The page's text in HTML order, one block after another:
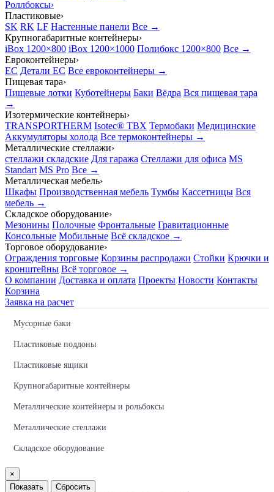
Роллбоксы›
Пластиковые›
SK RK LF Настенные панели Все →
Крупногабаритные контейнеры›
iBox 1200×800 iBox 1200×1000 Полибокс 1200×800 Все →
Евроконтейнеры›
EC Детали EC Все евроконтейнеры →
Пищевая тара›
Пищевые лотки Куботейнеры Баки Вёдра Вся пищевая тара
→
Изотермические контейнеры›
TRANSPORTHERM Isotec® TBX Термобаки Медицинские
Аккумуляторы холода Все термоконтейнеры →
Металлические стеллажи›
стеллажи складские Для гаража Стеллажи для офиса MS
Standart MS Pro Все →
Металлическая мебель›
Шкафы Производственная мебель Тумбы Кассетницы Вся
мебель →
Складское оборудование›
Мезонины Полочные Фронтальные Гравитационные
Консольные Мобильные Всё складское →
Торговое оборудование›
Ограждения торговые Корзины распродажи Стойки Крючки и
кронштейны Всё торговое →
О компании Доставка и оплата Проекты Новости Контакты
Корзина
Заявка на расчет
Мусорные баки
Пластиковые поддоны
Пластиковые ящики
Крупногабаритные контейнеры
Металлические контейнеры и рольбоксы
Металлические стеллажи
Складское оборудование
×
Показать
Сбросить